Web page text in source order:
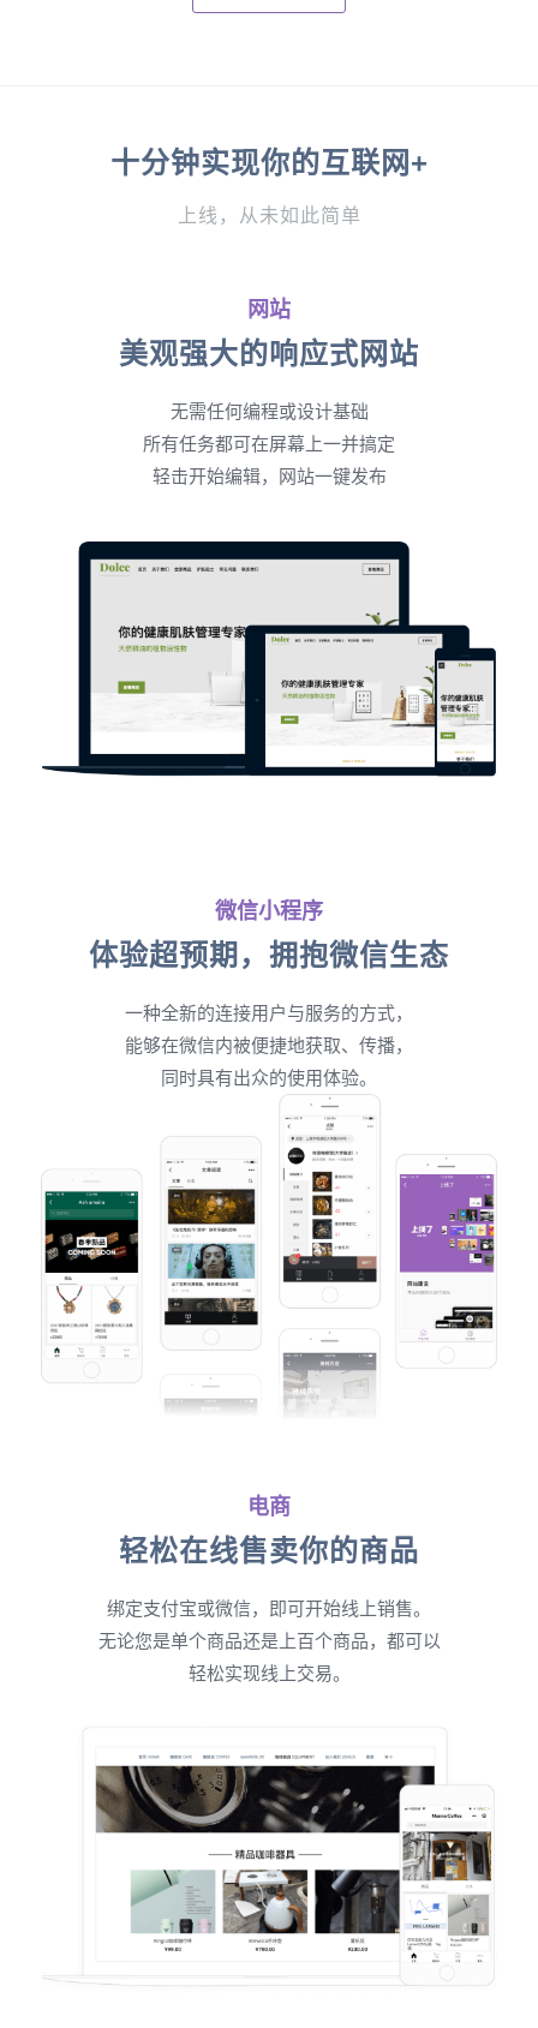
十分钟实现你的互联网+
上线，从未如此简单
网站
美观强大的响应式网站
无需任何编程或设计基础
所有任务都可在屏幕上一并搞定
轻击开始编辑，网站一键发布
微信小程序
体验超预期，拥抱微信生态
一种全新的连接用户与服务的方式，
能够在微信内被便捷地获取、传播，
同时具有出众的使用体验。
电商
轻松在线售卖你的商品
绑定支付宝或微信，即可开始线上销售。
无论您是单个商品还是上百个商品，都可以
轻松实现线上交易。